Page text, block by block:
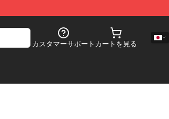
カスタマーサポート カートを見る